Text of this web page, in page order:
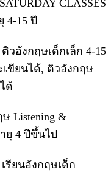
CLASSES
4-15 ปี
อังกฤษเด็กเล็ก 4-15
ขียนได้, ติวอังกฤษ
ด้
Listening &
ยุ 4 ปีขึ้นไป
รียนอังกฤษเด็ก